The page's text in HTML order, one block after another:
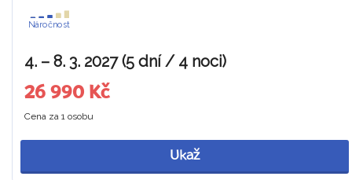
Náročnost
4. – 8. 3. 2027 (5 dní / 4 noci)
26 990 Kč
Cena za 1 osobu
Ukaž